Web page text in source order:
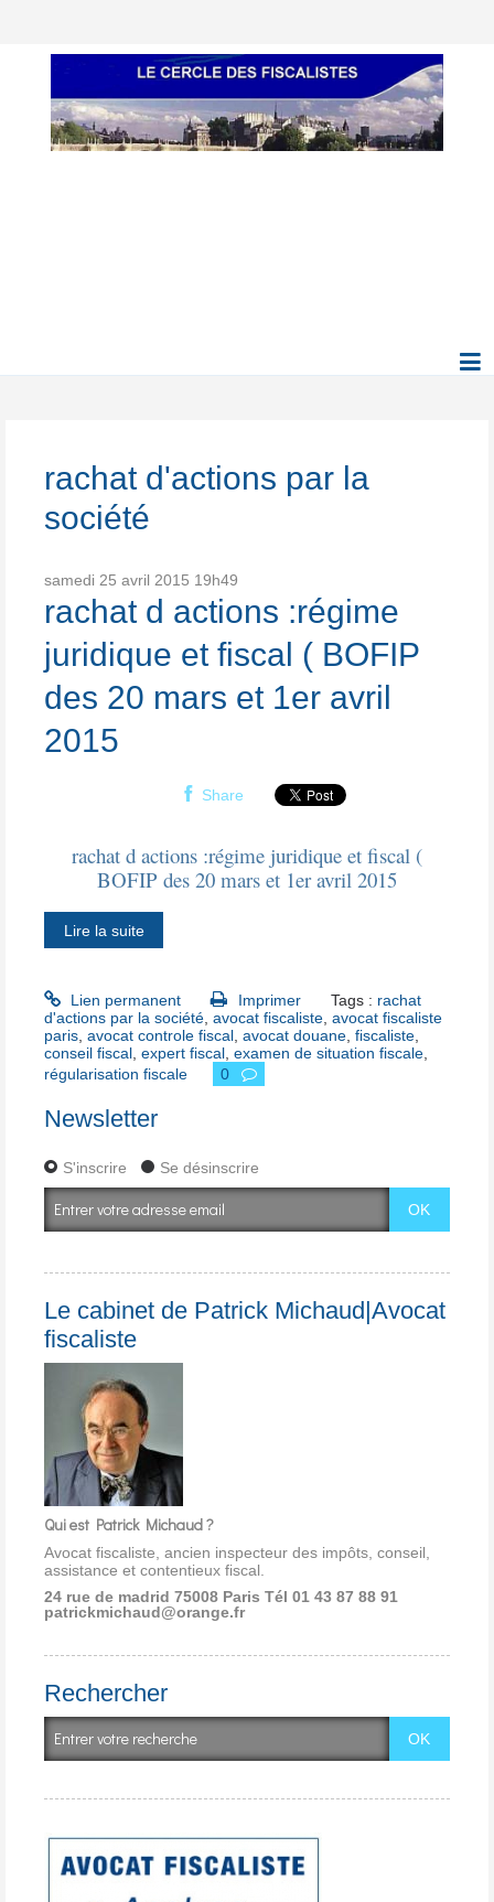
rachat d'actions par la
société
samedi 25 avril 2015 19h49
rachat d actions :régime
juridique et fiscal ( BOFIP
des 20 mars et 1er avril
2015
Share
rachat d actions :régime juridique et fiscal (
BOFIP des 20 mars et 1er avril 2015
Lire la suite
Lien permanent Imprimer Tags : rachat
d'actions par la société avocat fiscaliste avocat fiscaliste
paris avocat controle fiscal avocat douane fiscaliste
conseil fiscal expert fiscal examen de situation fiscale
régularisation fiscale
0
Newsletter
S'inscrire Se désinscrire
Le cabinet de Patrick Michaud|Avocat
fiscaliste
Qui est Patrick Michaud ?
Avocat fiscaliste, ancien inspecteur des impôts, conseil,
assistance et contentieux fiscal.
24 rue de madrid 75008 Paris Tél 01 43 87 88 91
patrickmichaud@orange.fr
Rechercher